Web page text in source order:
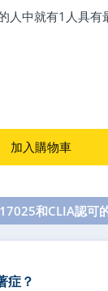
人中就有1人具有
加入購物車
和CLIA認可
症？